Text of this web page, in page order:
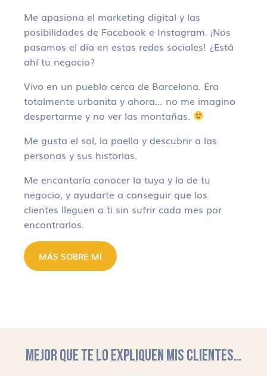
Me apasiona el marketing digital y las
posibilidades de Facebook e Instagram. ¡Nos
pasamos el día en estas redes sociales! ¿Está
ahí tu negocio?
Vivo en un pueblo cerca de Barcelona. Era
totalmente urbanita y ahora… no me imagino
despertarme y no ver las montañas.
Me gusta el sol, la paella y descubrir a las
personas y sus historias.
Me encantaría conocer la tuya y la de tu
negocio, y ayudarte a conseguir que los
clientes lleguen a ti sin sufrir cada mes por
encontrarlos.
MÁS SOBRE MÍ
MEJOR QUE TE LO EXPLIQUEN MIS CLIENTES…